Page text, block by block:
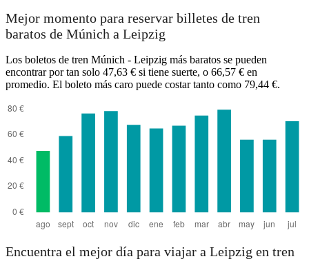
Mejor momento para reservar billetes de tren
baratos de Múnich a Leipzig
Los boletos de tren Múnich - Leipzig más baratos se pueden
encontrar por tan solo 47,63 € si tiene suerte, o 66,57 € en
promedio. El boleto más caro puede costar tanto como 79,44 €.
Encuentra el mejor día para viajar a Leipzig en tren